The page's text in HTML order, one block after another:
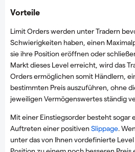
Vorteile
Limit Orders werden unter Tradern
Schwierigkeiten haben, einen
sie ihre Position eröffnen oder
Markt dieses Level erreicht, wird das
Orders ermöglichen somit Händlern,
bestimmten Preis auszuführen, ohne
jeweiligen Vermögenswertes ständig
Mit einer Einstiegsorder besteht sogar
Auftreten einer positiven Slippage.
unter das von Ihnen vordefinierte